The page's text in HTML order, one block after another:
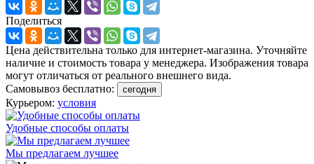
Поделиться
Цена действительна только для интернет-магазина. Уточняйте
наличие и стоимость товара у менеджера. Изображения товара
могут отличаться от реального внешнего вида.
Самовывоз бесплатно:
сегодня
Курьером: условия
Удобные способы оплаты
Мы предлагаем лучшее